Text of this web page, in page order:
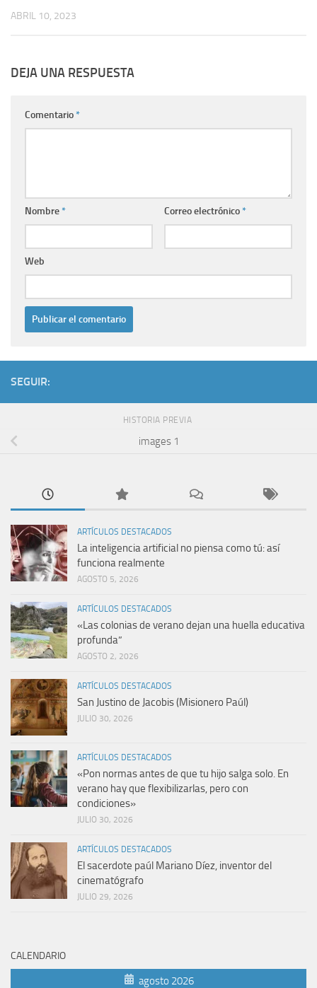
ABRIL 10, 2023
DEJA UNA RESPUESTA
Comentario*
Nombre* Correo electrónico*
Web
SEGUIR:
HISTORIA PREVIA
images 1
ARTÍCULOS DESTACADOS
La inteligencia artificial no piensa como tú: así
funciona realmente
AGOSTO 5, 2026
ARTÍCULOS DESTACADOS
«Las colonias de verano dejan una huella educativa
profunda”
AGOSTO 2, 2026
ARTÍCULOS DESTACADOS
San Justino de Jacobis (Misionero Paúl)
JULIO 30, 2026
ARTÍCULOS DESTACADOS
«Pon normas antes de que tu hijo salga solo. En
verano hay que flexibilizarlas, pero con
condiciones»
JULIO 30, 2026
ARTÍCULOS DESTACADOS
El sacerdote paúl Mariano Díez, inventor del
cinematógrafo
JULIO 29, 2026
CALENDARIO
agosto 2026